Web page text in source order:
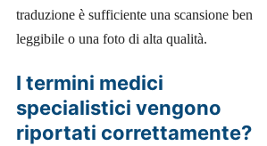
traduzione è sufficiente una scansione ben
leggibile o una foto di alta qualità.
I termini medici
specialistici vengono
riportati correttamente?